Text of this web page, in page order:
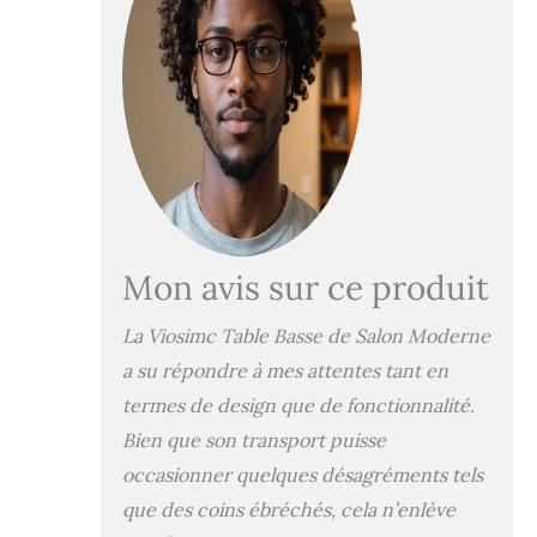
contraire, la table
est une œuvre
d'art qui
enchantera votre
famille et vos amis
pendant de
nombreuses
heures de
divertissement et
de rencontres
FONCTIONS :
Cette table basse
moderne avec
étagère de
conçue dans un
souci de forme et
de fonction. Elle
s'intègre avec
élégance dans
Mon avis sur ce produit
La Viosimc Table Basse de Salon Moderne
a su répondre à mes attentes tant en
termes de design que de fonctionnalité.
Bien que son transport puisse
occasionner quelques désagréments tels
que des coins ébréchés, cela n’enlève